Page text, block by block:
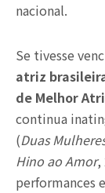
nacional.
Se tivesse
atriz
de Melhor
continua
(Duas
Hino ao Amor,
performances